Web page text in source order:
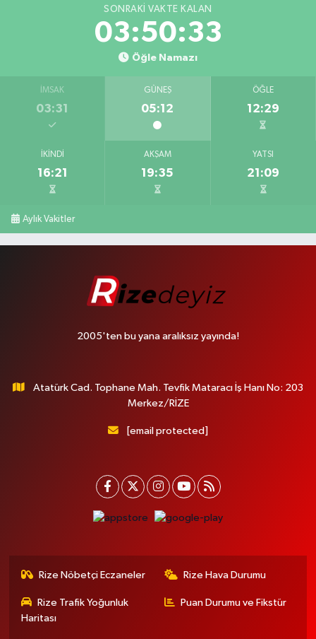
SONRAKI VAKTE KALAN
03:50:33
Öğle Namazı
İMSAK
03:31
GÜNEŞ
05:12
ÖĞLE
12:29
İKINDI
16:21
AKŞAM
19:35
YATSI
21:09
Aylık Vakitler
2005'ten bu yana aralıksız yayında!
Atatürk Cad. Tophane Mah. Tevfik Mataracı İş Hanı No: 203
Merkez/RİZE
[email protected]
Rize Nöbetçi Eczaneler Rize Hava Durumu
Rize Trafik Yoğunluk
Haritası
Puan Durumu ve Fikstür